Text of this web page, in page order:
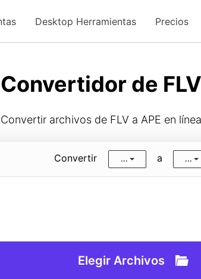
Desktop Herramientas Precios
Convertidor de
Convertir archivos de FLV a APE en
Convertir ... a ...
Elegir Archivos